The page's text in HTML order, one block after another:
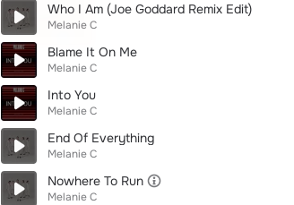
Who I Am (Joe Goddard Remix Edit)
Melanie C
Blame It On Me
Melanie C
Into You
Melanie C
End Of Everything
Melanie C
Nowhere To Run
Melanie C